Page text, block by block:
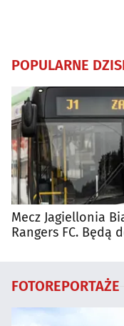
POPULARNE
Mecz Jagiellonia
Rangers FC. Będą
FOTOREPORTAŻE